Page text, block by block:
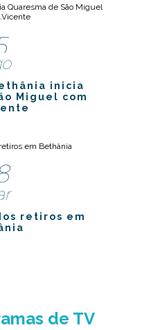
inicia
Miguel com
retiros em
de TV